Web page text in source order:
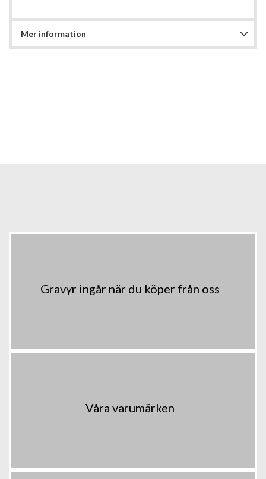
Mer information
Gravyr ingår när du köper från oss
Våra varumärken